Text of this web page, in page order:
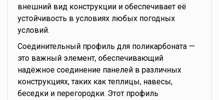
внешний вид конструкции и обеспечивает её
устойчивость в условиях любых погодных
условий.
Соединительный профиль для поликарбоната —
это важный элемент, обеспечивающий
надёжное соединение панелей в различных
конструкциях, таких как теплицы, навесы,
беседки и перегородки. Этот профиль